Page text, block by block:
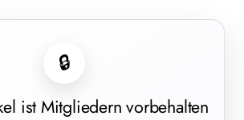
🔒
ist Mitgliedern vorbehalten